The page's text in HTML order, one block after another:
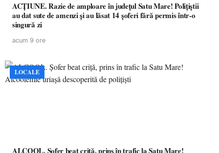
ACȚIUNE. Razie de amploare în județul Satu Mare! Polițiștii
au dat sute de amenzi și au lăsat 14 șoferi fără permis într-o
singură zi
acum 9 ore
LOCALE
ALCOOL. Șofer beat criță, prins în trafic la Satu Mare!